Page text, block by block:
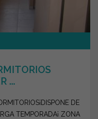
...
DE
TEMPORADA¡ ZONA